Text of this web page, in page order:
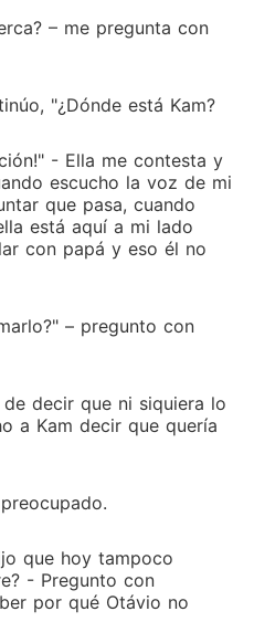
– me pregunta con
"¿Dónde está Kam?
- Ella me contesta y
escucho la voz de mi
que pasa, cuando
está aquí a mi lado
con papá y eso él no
– pregunto con
de decir que ni siquiera lo
a Kam decir que quería
que hoy tampoco
- Pregunto con
por qué Otávio no